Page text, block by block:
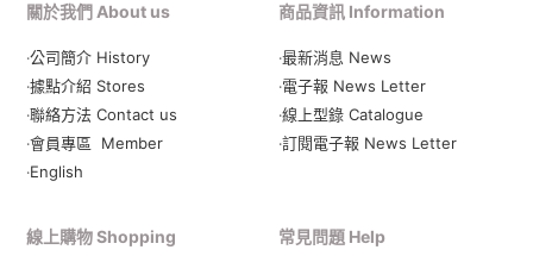
關於我們 About us
‧公司簡介 History
‧據點介紹 Stores
‧聯絡方法 Contact us
‧會員專區 Member
‧English
商品資訊 Information
‧最新消息 News
‧電子報 News Letter
‧線上型錄 Catalogue
‧訂閱電子報 News Letter
線上購物 Shopping 常見問題 Help